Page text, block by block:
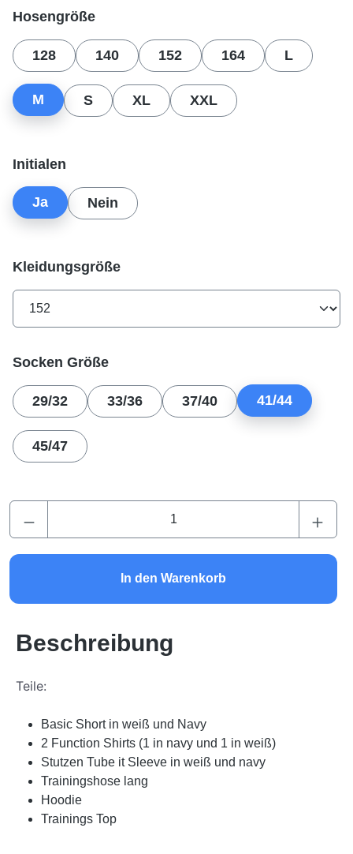
Hosengrößeauswählen
128 140 152 164 L
M S XL XXL
Initialen
Ja Nein
Kleidungsgrößeauswählen
Socken Größeauswählen
29/32 33/36 37/40 41/44
45/47
Produkt Anzahl: Gib den gewünschten
In den Warenkorb
Beschreibung
Teile:
Basic Short in weiß und Navy
2 Function Shirts (1 in navy und 1 in weiß)
Stutzen Tube it Sleeve in weiß und navy
Trainingshose lang
Hoodie
Trainings Top